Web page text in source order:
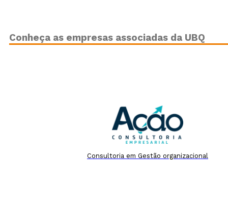
Conheça as empresas associadas da UBQ
Consultoria em Gestão organizacional